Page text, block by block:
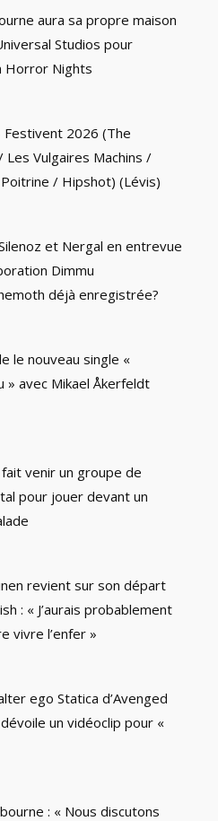
aura sa propre maison
Studios pour
Horror Nights
Festivent 2026 (The
Vulgaires Machins /
/ Hipshot) (Lévis)
et Nergal en entrevue
Dimmu
déjà enregistrée?
le nouveau single «
» avec Mikael Åkerfeldt
venir un groupe de
pour jouer devant un
revient sur son départ
: « J’aurais probablement
vivre l’enfer »
ego Statica d’Avenged
un vidéoclip pour «
: « Nous discutons